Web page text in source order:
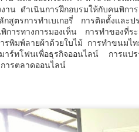
าน ดำเนินการฝึกอบรมให้กับคนพิก
ตรการทำเบเกอรี่ การติดตั้งและ
การทางการมองเห็น การทำของที่
รพิมพ์ลายผ้าด้วยใบไม้ การทำขนม
าร์ทโฟนเพื่อธุรกิจออนไลน์ การแป
ารตลาดออนไลน์
AUG
5
วธ. เดินหน้าจัดตั้ง และรั
บทบาทศาสนสถาน เป็นแ
นางสาวซาบีดา ไทยเศรษฐ์ รัฐมนตรีว่